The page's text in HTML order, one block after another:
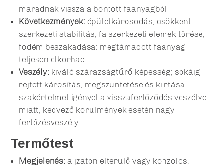
maradnak vissza a bontott faanyagból
Következmények: épületkárosodás, csökkent
szerkezeti stabilitás, fa szerkezeti elemek törése,
födém beszakadása; megtámadott faanyag
teljesen elkorhad
Veszély: kiváló szárazságtűrő képesség; sokáig
rejtett károsítás, megszüntetése és kiirtása
szakértelmet igényel a visszafertőződés veszélye
miatt, kedvező körülmények esetén nagy
fertőzésveszély
Termőtest
Megjelenés: aljzaton elterülő vagy konzolos,